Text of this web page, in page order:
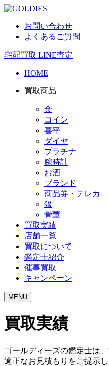
お問い合わせ
よくあるご質問
宅配買取 LINE査定
HOME
買取商品
金
コイン
喜平
ダイヤ
プラチナ
腕時計
お酒
ブランド
商品券・テレカ
銀
骨董
買取実績
店舗一覧
買取について
鑑定士紹介
催事買取
キャンペーン
MENU
買取実績
ゴールディーズの鑑定士は
適正なお見積もりをご提示し